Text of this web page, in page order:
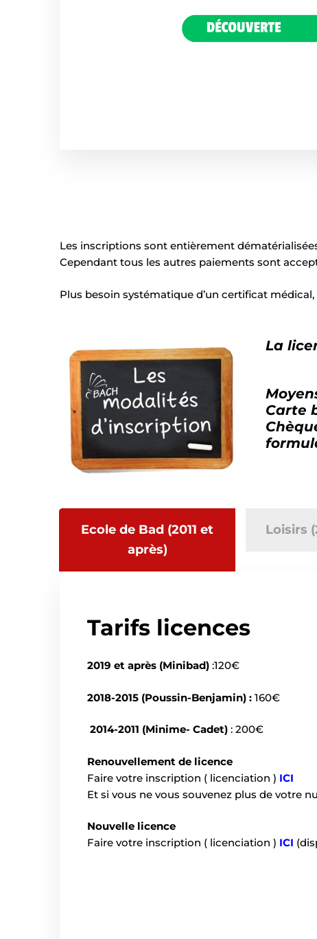
Les inscriptions sont entièrement
Cependant tous les autres paiements sont
Plus besoin systématique d’un certificat
La
Carte
Ecole de Bad (2011 et
après)
Loisirs
Tarifs licences
2019 et après (Minibad) :120€
2018-2015 (Poussin-Benjamin) : 160€
2014-2011 (Minime- Cadet) : 200€
Renouvellement de licence
Faire votre inscription ( licenciation ) ICI
Et si vous ne vous souvenez plus de votre
Nouvelle licence
Faire votre inscription ( licenciation ) ICI